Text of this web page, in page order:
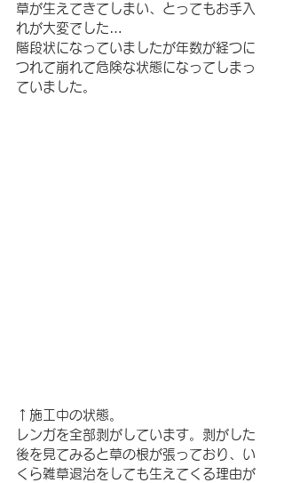
草が生えてきてしまい、とってもお手入
れが大変でした…
階段状になっていましたが年数が経つに
つれて崩れて危険な状態になってしまっ
ていました。
↑施工中の状態。
レンガを全部剥がしています。剥がした
後を見てみると草の根が張っており、い
くら雑草退治をしても生えてくる理由が